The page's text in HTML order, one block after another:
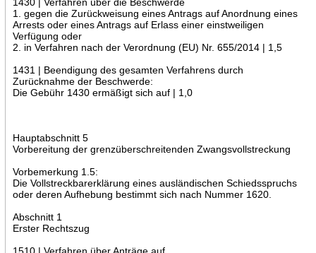
1. gegen die Zurückweisung eines Antrags auf Anordnung eines
Arrests oder eines Antrags auf Erlass einer einstweiligen
Verfügung oder
2. in Verfahren nach der Verordnung (EU) Nr. 655/2014 | 1,5
1431 | Beendigung des gesamten Verfahrens durch
Zurücknahme der Beschwerde:
Die Gebühr 1430 ermäßigt sich auf | 1,0
Hauptabschnitt 5
Vorbereitung der grenzüberschreitenden Zwangsvollstreckung
Vorbemerkung 1.5:
Die Vollstreckbarerklärung eines ausländischen Schiedsspruchs
oder deren Aufhebung bestimmt sich nach Nummer 1620.
Abschnitt 1
Erster Rechtszug
1510 | Verfahren über Anträge auf